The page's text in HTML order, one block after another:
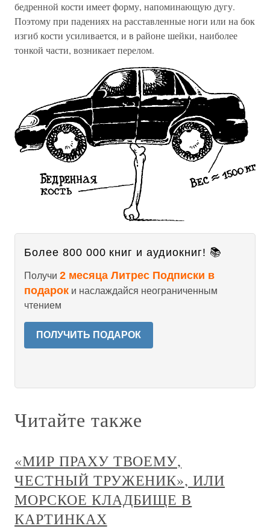
бедренной кости имеет форму, напоминающую дугу.
Поэтому при падениях на расставленные ноги или на бок
изгиб кости усиливается, и в районе шейки, наиболее
тонкой части, возникает перелом.
Более 800 000 книг и аудиокниг! 📚
Получи 2 месяца Литрес Подписки в
подарок и наслаждайся неограниченным
чтением
ПОЛУЧИТЬ ПОДАРОК
Читайте также
«МИР ПРАХУ ТВОЕМУ,
ЧЕСТНЫЙ ТРУЖЕНИК», ИЛИ
МОРСКОЕ КЛАДБИЩЕ В
КАРТИНКАХ